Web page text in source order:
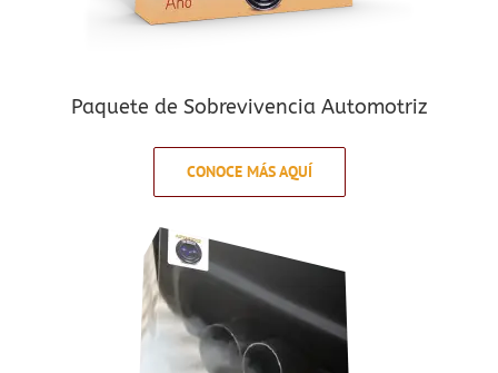
Paquete de Sobrevivencia Automotriz
CONOCE MÁS AQUÍ